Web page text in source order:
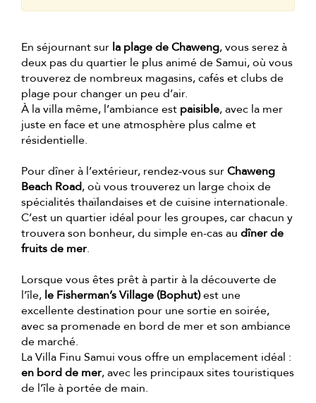
En séjournant sur la plage de Chaweng, vous serez à
deux pas du quartier le plus animé de Samui, où vous
trouverez de nombreux magasins, cafés et clubs de
plage pour changer un peu d’air.
À la villa même, l’ambiance est paisible, avec la mer
juste en face et une atmosphère plus calme et
résidentielle.
Pour dîner à l’extérieur, rendez-vous surChaweng
Beach Road, où vous trouverez un large choix de
spécialités thaïlandaises et de cuisine internationale.
C’est un quartier idéal pour les groupes, car chacun y
trouvera son bonheur, du simple en-cas au dîner de
fruits de mer.
Lorsque vous êtes prêt à partir à la découverte de
l’île, le Fisherman’s Village (Bophut)est une
excellente destination pour une sortie en soirée,
avec sa promenade en bord de mer et son ambiance
de marché.
La Villa Finu Samui vous offre un emplacement idéal :
en bord de mer, avec les principaux sites touristiques
de l’île à portée de main.